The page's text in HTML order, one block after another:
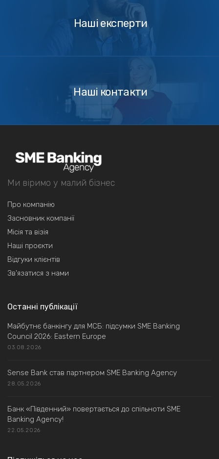
експерти
Наші експерти
Наші контакти
Ми віримо у малий бізнес
Про компанію
Засновник компанії
Місія та візія
Наші проєкти
Відгуки клієнтів
Зв'язатися з нами
Останні публікації
Майбутнє банкінгу для МСБ: підсумки SME Banking
Council 2026: Eastern Europe
03.08.2026
Sense Bank став партнером SME Banking Agency
28.05.2026
Банк «Південний» повертається до спільноти SME
Banking Agency!
22.05.2026